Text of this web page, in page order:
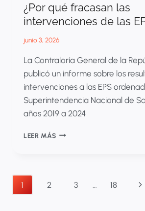
¿Por qué fracasan las
intervenciones de las
junio 3, 2026
La Contraloría General de la
publicó un informe sobre los
intervenciones a las EPS
Superintendencia Nacional de
años 2019 a 2024
LEER MÁS¿POR
Navegación
1 2 3 … 18